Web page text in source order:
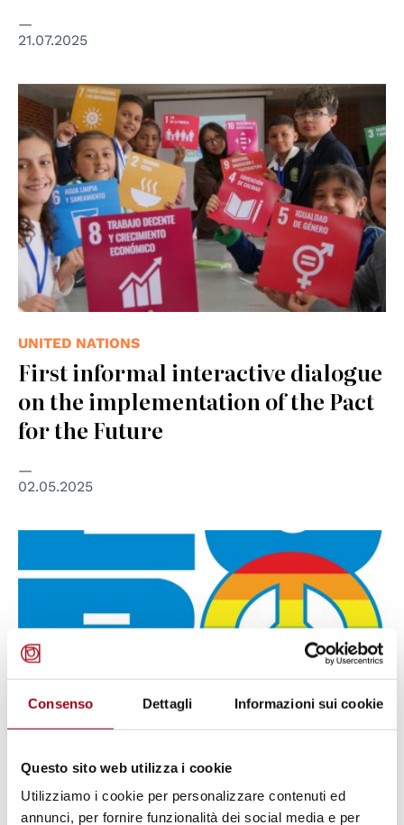
Consenso Dettagli Informazioni sui cookie
Questo sito web utilizza i cookie
Utilizziamo i cookie per personalizzare contenuti ed
annunci, per fornire funzionalità dei social media e per
21.07.2025
© UNIC Bogota/José Ríos
UNITED NATIONS
First informal interactive dialogue
on the implementation of the Pact
for the Future
02.05.2025
EUROPE
DISARM EUROPE! Europe should